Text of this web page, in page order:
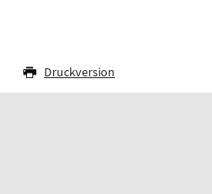
Druckversion